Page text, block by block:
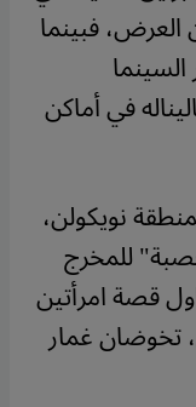
العرض، فبينما
في أماكن
نويكولن،
للمخرج
الذي يتناول قصة امرأتين
تخوضان غمار